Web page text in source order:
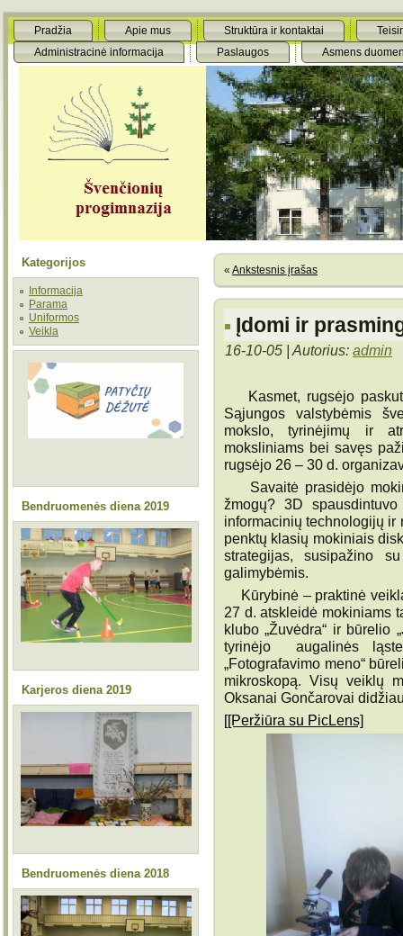
Pradžia Apie mus Struktūra ir kontaktai
Administracinė informacija
Paslaugos Asmens
Kategorijos
Informacija
Parama
Uniformos
Veikla
Bendruomenės diena 2019
Karjeros diena 2019
Bendruomenės diena 2018
« Ankstesnis įrašas
Įdomi ir
16-10-05 | Autorius: admin
Kasmet, rugsėjo
Sąjungos valstybėmis
mokslo, tyrinėjimų ir
moksliniams bei savęs
rugsėjo 26 – 30 d.
Savaitė prasidėjo
žmogų? 3D
informacinių technologijų ir
penktų klasių mokiniais
strategijas, susipažino
galimybėmis.
Kūrybinė – praktinė
27 d. atskleidė mokiniams
klubo „Žuvėdra“ ir būrelio
tyrinėjo augalinės
„Fotografavimo meno“
mikroskopą. Visų veiklų
Oksanai Gončarovai
[[Peržiūra su PicLens]